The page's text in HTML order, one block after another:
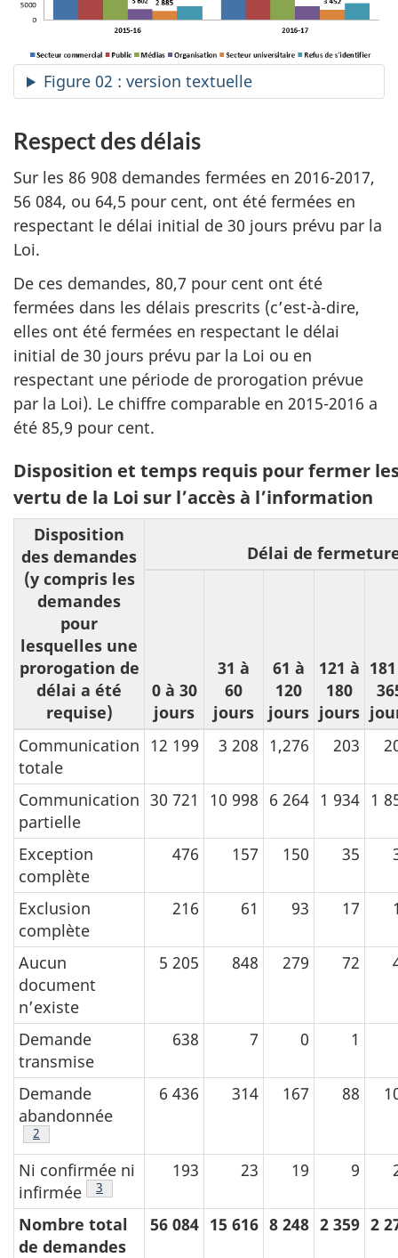
Figure 02 : version textuelle
Respect des délais
Sur les 86 908 demandes fermées en 2016-2017,
56 084, ou 64,5 pour cent, ont été fermées en
respectant le délai initial de 30 jours prévu par la
Loi.
De ces demandes, 80,7 pour cent ont été
fermées dans les délais prescrits (c’est-à-dire,
elles ont été fermées en respectant le délai
initial de 30 jours prévu par la Loi ou en
respectant une période de prorogation prévue
par la Loi). Le chiffre comparable en 2015-2016 a
été 85,9 pour cent.
Disposition et temps requis pour fermer
vertu de la Loi sur l’accès à l’information
Disposition
des demandes
(y compris les
demandes
pour
lesquelles une
prorogation de
délai a été
requise)
Délai de
0 à 30
jours
31 à
60
jours
61 à
120
jours
121 à
180
jours
Communication
totale
12 199 3 208 1,276 203
Communication
partielle
30 721 10 998 6 264 1 934 1
Exception
complète
476 157 150 35
Exclusion
complète
216 61 93 17
Aucun
document
n’existe
5 205 848 279 72
Demande
transmise
638 7 0 1
Demande
abandonnée
Voir tableau 4, note
2
6 436 314 167 88
Ni confirmée ni
infirmée
Voir tableau 4, note
3
193 23 19 9
Nombre total
de demandes
56 084 15 616 8 248 2 359 2